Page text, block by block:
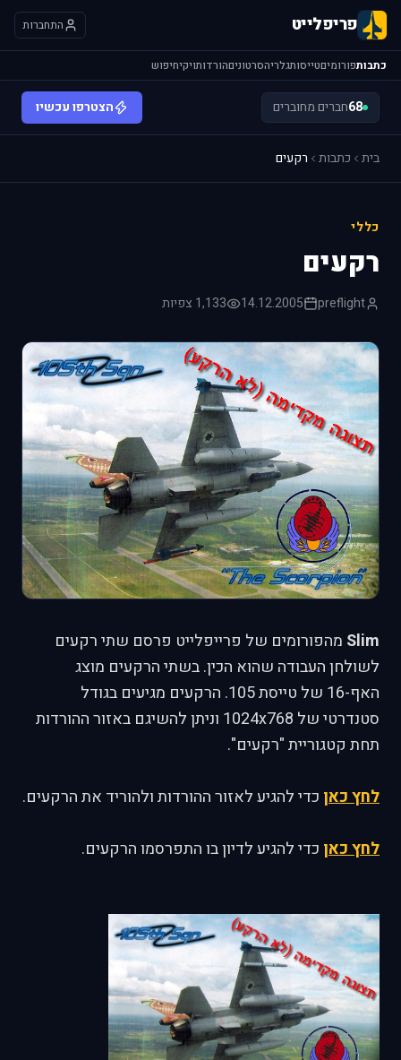
פריפלייט התחברות
כתבותפורומיםטייסותגלריהסרטוניםהורדותויקיחיפוש
68חברים מחוברים הצטרפו עכשיו
בית כתבות רקעים
כללי
רקעים
preflight
14.12.2005 1,133 צפיות
Slim מהפורומים של פרייפלייט פרסם שתי רקעים
לשולחן העבודה שהוא הכין. בשתי הרקעים מוצג
האף-16 של טייסת 105. הרקעים מגיעים בגודל
סטנדרטי של 1024x768 וניתן להשיגם באזור ההורדות
תחת קטגוריית "רקעים".
לחץ כאן כדי להגיע לאזור ההורדות ולהוריד את הרקעים.
לחץ כאן כדי להגיע לדיון בו התפרסמו הרקעים.